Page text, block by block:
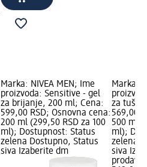
Marka: NIVEA MEN; Ime
proizvoda: Sensitive - gel
za brijanje, 200 ml; Cena:
599,00 RSD; Osnovna cena:
200 ml (299,50 RSD za 100
ml); Dostupnost: Status
zelena Dostupno, Status
siva Izaberite dm
Marka:
za
569,00
500 ml
ml);
zelena
siva